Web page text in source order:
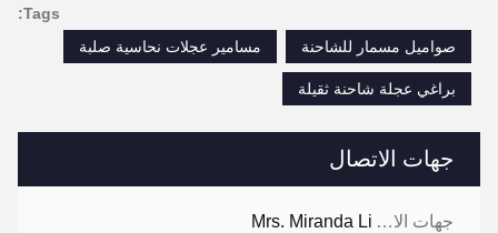
جهات الاتصال
جهات الاتصال: Mrs. Miranda Li
Tags:
صواميل مسمار للشاحنة
مسامير عجلات نحاسية صلبة
براغي عجلة شاحنة ثقيلة